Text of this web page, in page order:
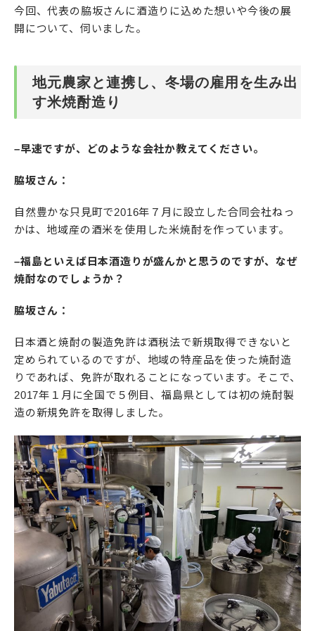
今回、代表の脇坂さんに酒造りに込めた想いや今後の展
開について、伺いました。
地元農家と連携し、冬場の雇用を生み出
す米焼酎造り
–早速ですが、どのような会社か教えてください。
脇坂さん：
自然豊かな只見町で2016年７月に設立した合同会社ねっ
かは、地域産の酒米を使用した米焼酎を作っています。
–福島といえば日本酒造りが盛んかと思うのですが、なぜ
焼酎なのでしょうか？
脇坂さん：
日本酒と焼酎の製造免許は酒税法で新規取得できないと
定められているのですが、地域の特産品を使った焼酎造
りであれば、免許が取れることになっています。そこで、
2017年１月に全国で５例目、福島県としては初の焼酎製
造の新規免許を取得しました。